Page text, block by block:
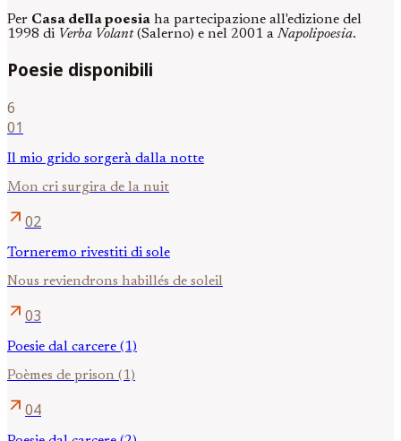
Per Casa della poesia ha partecipazione all'edizione del
1998 di Verba Volant(Salerno) e nel 2001 a Napolipoesia.
Poesie disponibili
6
01
Il mio grido sorgerà dalla notte
Mon cri surgira de la nuit
arrow_outward 02
Torneremo rivestiti di sole
Nous reviendrons habillés de soleil
arrow_outward 03
Poesie dal carcere (1)
Poèmes de prison (1)
arrow_outward 04